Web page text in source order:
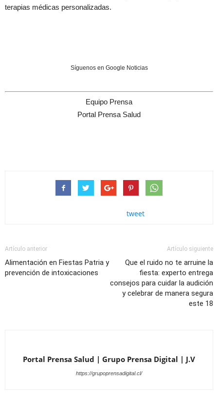
terapias médicas personalizadas.
Síguenos en Google Noticias
Equipo Prensa
Portal Prensa Salud
tweet
Artículo anterior
Alimentación en Fiestas Patria y
prevención de intoxicaciones
Artículo siguiente
Que el ruido no te arruine la
fiesta: experto entrega
consejos para cuidar la audición
y celebrar de manera segura
este 18
Portal Prensa Salud | Grupo Prensa Digital | J.V
https://grupoprensadigital.cl/